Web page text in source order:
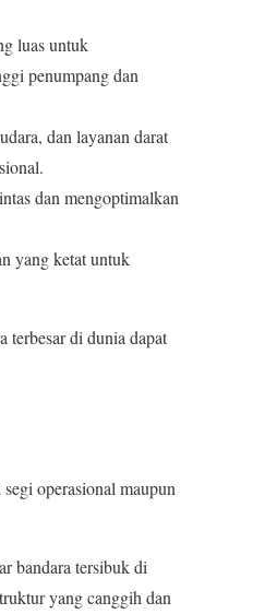
luas untuk
penumpang dan
dan layanan darat
dan mengoptimalkan
yang ketat untuk
terbesar di dunia dapat
operasional maupun
bandara tersibuk di
yang canggih dan